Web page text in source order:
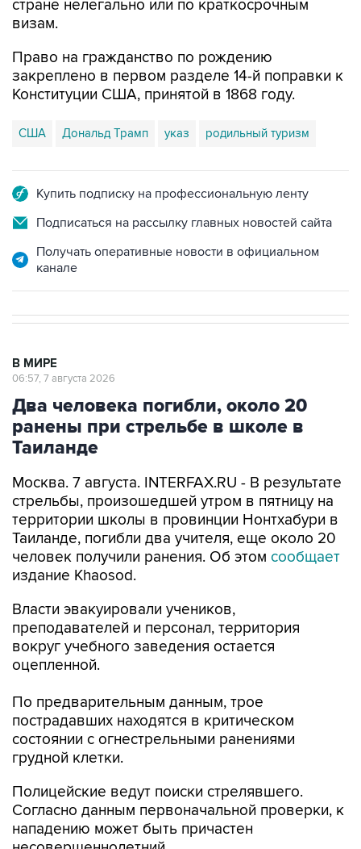
Право на гражданство по рождению
Конституции США, принятой в 1868 году.
США Дональд Трамп указ родильный туризм
Подписаться на рассылку главных новостей сайта
Получать оперативные новости в официальном
Два человека погибли, около 20
ранены при стрельбе в школе в
Таиланде
Москва. 7 августа. INTERFAX.RU - В результате
территории школы в провинции Нонтхабури в
Таиланде, погибли два учителя, еще около 20
человек получили ранения. Об этомсообщает
издание Khaosod.
Власти эвакуировали учеников,
вокруг учебного заведения остается
оцепленной.
По предварительным данным, трое
состоянии с огнестрельными ранениями
грудной клетки.
Полицейские ведут поиски стрелявшего.
нападению может быть причастен
несовершеннолетний.